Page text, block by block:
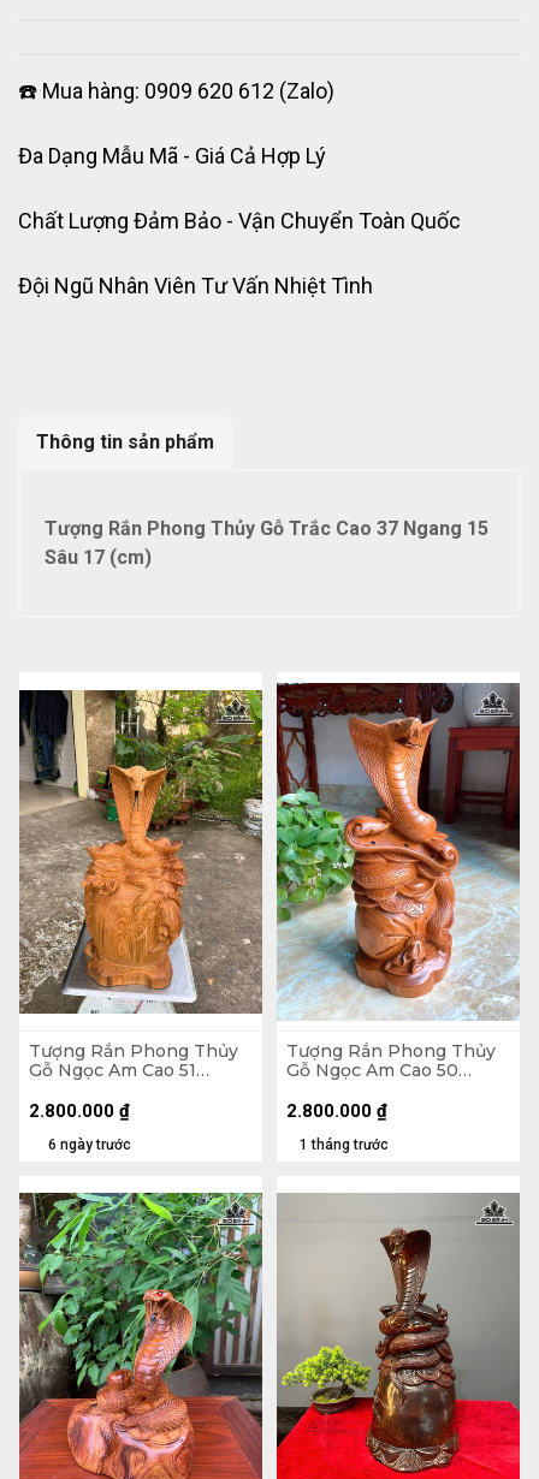
☎️ Mua hàng: 0909 620 612 (Zalo)
Đa Dạng Mẫu Mã - Giá Cả Hợp Lý
Chất Lượng Đảm Bảo - Vận Chuyển Toàn Quốc
Đội Ngũ Nhân Viên Tư Vấn Nhiệt Tình
Thông tin sản phẩm
Tượng Rắn Phong Thủy Gỗ Trắc Cao 37 Ngang 15
Sâu 17 (cm)
Tượng Rắn Phong Thủy
Gỗ Ngọc Am Cao 51
6 ngày trước
2.800.000 ₫
Tượng Rắn Phong Thủy
Gỗ Ngọc Am Cao 50
1 tháng trước
2.800.000 ₫